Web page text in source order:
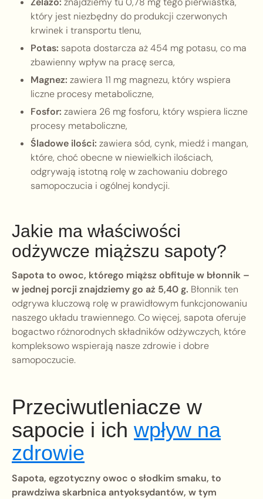
który jest niezbędny do produkcji czerwonych
krwinek i transportu tlenu,
Potas: sapota dostarcza aż 454 mg potasu, co ma
zbawienny wpływ na pracę serca,
Magnez: zawiera 11 mg magnezu, który wspiera
liczne procesy metaboliczne,
Fosfor: zawiera 26 mg fosforu, który wspiera liczne
procesy metaboliczne,
Śladowe ilości: zawiera sód, cynk, miedź i mangan,
które, choć obecne w niewielkich ilościach,
odgrywają istotną rolę w zachowaniu dobrego
samopoczucia i ogólnej kondycji.
Jakie ma właściwości
odżywcze miąższu sapoty?
Sapota to owoc, którego miąższ obfituje w błonnik –
w jednej porcji znajdziemy go aż 5,40 g. Błonnik ten
odgrywa kluczową rolę w prawidłowym funkcjonowaniu
naszego układu trawiennego. Co więcej, sapota oferuje
bogactwo różnorodnych składników odżywczych, które
kompleksowo wspierają nasze zdrowie i dobre
samopoczucie.
Przeciwutleniacze w
sapocie i ich wpływ na
zdrowie
Sapota, egzotyczny owoc o słodkim smaku, to
prawdziwa skarbnica antyoksydantów, w tym